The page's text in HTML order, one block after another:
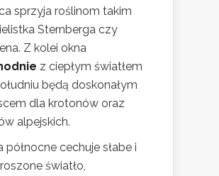
sprzyja roślinom takim
Sternberga czy
Z kolei okna
z ciepłym światłem
będą doskonałym
dla krotonów oraz
alpejskich.
północne cechuje słabe i
światło,